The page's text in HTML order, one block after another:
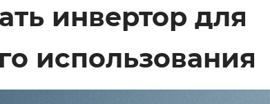
инвертор для
использования